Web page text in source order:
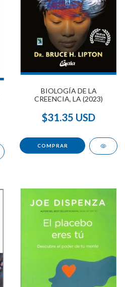
BIOLOGÍA DE LA
CREENCIA, LA (2023)
$31.35 USD